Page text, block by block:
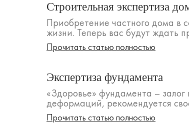
Строительная экспертиза
Приобретение частного дома в
жизни. Теперь вас будут ждать
Прочитать статью полностью
Экспертиза фундамента
«Здоровье» фундамента –
деформаций, рекомендуется
Прочитать статью полностью